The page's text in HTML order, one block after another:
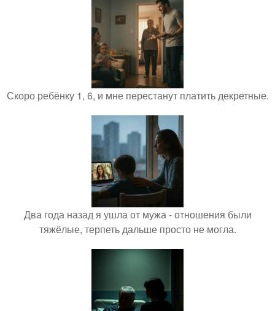
Скоро ребёнку 1, 6, и мне перестанут платить декретные.
Два года назад я ушла от мужа - отношения были
тяжёлые, терпеть дальше просто не могла.